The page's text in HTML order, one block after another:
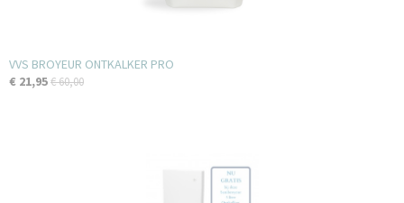
VVS BROYEUR ONTKALKER PRO
€ 21,95€ 60,00